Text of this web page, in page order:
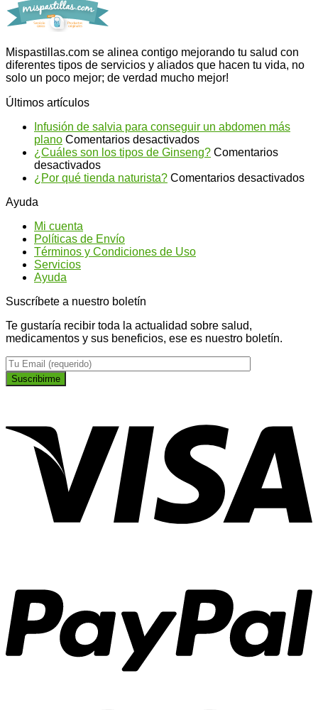
Mispastillas.com se alinea contigo mejorando tu salud con
diferentes tipos de servicios y aliados que hacen tu vida, no
solo un poco mejor; de verdad mucho mejor!
Últimos artículos
Infusión de salvia para conseguir un abdomen más
plano Comentarios desactivadosen
Infusión
salvia
¿Cuáles son los tipos de Ginseng? Comentarios
desactivadosen
¿Cuáles
Ginseng?
¿Por qué tienda naturista? Comentarios desactivadosen
Ayuda
Mi cuenta
Políticas de Envío
Términos y Condiciones de Uso
Servicios
Ayuda
Suscríbete a nuestro boletín
Te gustaría recibir toda la actualidad sobre salud,
medicamentos y sus beneficios, ese es nuestro boletín.